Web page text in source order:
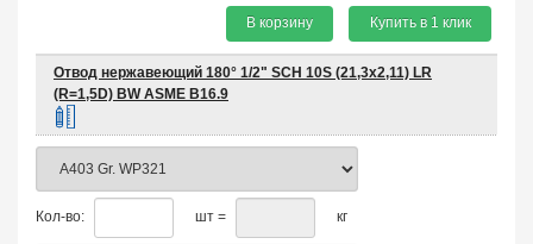
В корзину Купить в 1 клик
Отвод нержавеющий 180° 1/2" SCH 10S (21,3х2,11) LR
(R=1,5D) BW ASME B16.9
Кол-во: шт = кг